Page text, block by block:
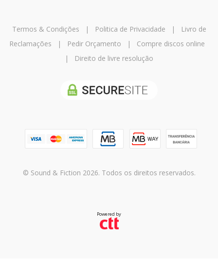
Termos & Condições | Politica de Privacidade |
Livro de
Reclamações | Pedir Orçamento | Compre discos online
|
Direito de livre resolução
© Sound & Fiction 2026. Todos os direitos reservados.
Powered by